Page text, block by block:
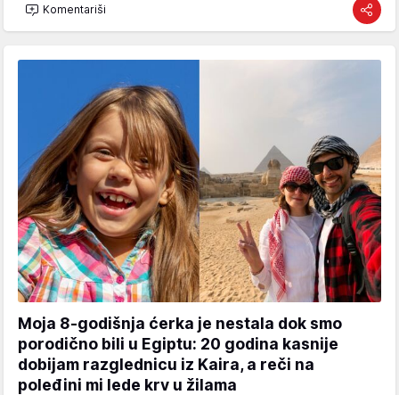
Komentariši
Moja 8-godišnja ćerka je nestala dok smo
porodično bili u Egiptu: 20 godina kasnije
dobijam razglednicu iz Kaira, a reči na
poleđini mi lede krv u žilama